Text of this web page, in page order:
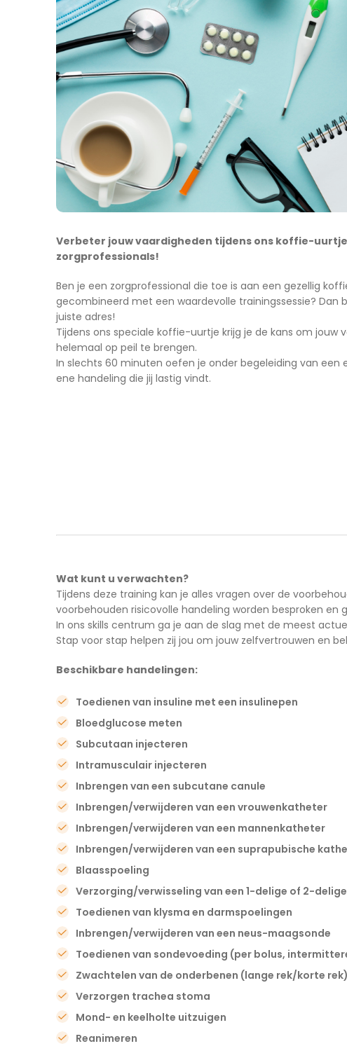
Verbeter jouw vaardigheden tijdens ons koffie-
zorgprofessionals!
Ben je een zorgprofessional die toe is aan een gezellig
gecombineerd met een waardevolle trainingssessie? Dan
juiste adres!
Tijdens ons speciale koffie-uurtje krijg je de kans om jouw
helemaal op peil te brengen.
In slechts 60 minuten oefen je onder begeleiding van een
ene handeling die jij lastig vindt.
Wat kunt u verwachten?
Tijdens deze training kan je alles vragen over de
voorbehouden risicovolle handeling
In ons skills centrum ga je aan de slag met de meest
Stap voor stap helpen zij jou om jouw zelfvertrouwen en
Beschikbare handelingen:
Toedienen van insuline met een insulinepen
Bloedglucose meten
Subcutaan injecteren
Intramusculair injecteren
Inbrengen van een subcutane canule
Inbrengen/verwijderen van een vrouwenkatheter
Inbrengen/verwijderen van een mannenkatheter
Inbrengen/verwijderen van een suprapubische
Blaasspoeling
Verzorging/verwisseling van een 1-delige of 2-
Toedienen van klysma en darmspoelingen
Inbrengen/verwijderen van een neus-maagsonde
Toedienen van sondevoeding (per bolus,
Zwachtelen van de onderbenen (lange rek/korte rek)
Verzorgen trachea stoma
Mond- en keelholte uitzuigen
Reanimeren